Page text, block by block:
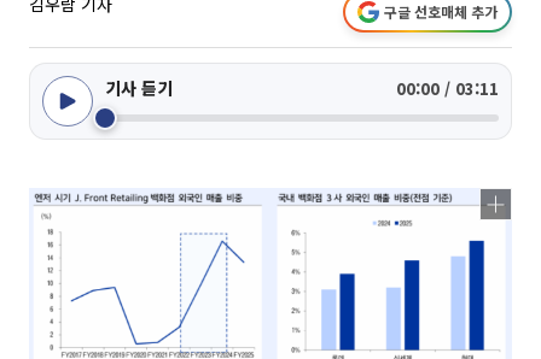
구글 선호매체 추가
기사 듣기 00:00 / 03:11